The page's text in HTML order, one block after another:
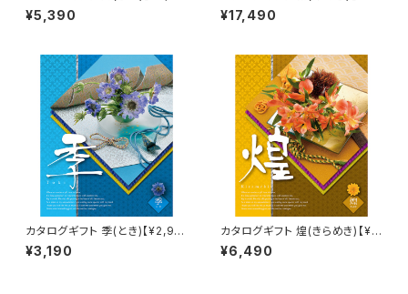
0コース】Choice Collection
¥5,390
900コース】Choice Collecti
on
¥17,490
カタログギフト 季(とき)【¥2,90
0コース】Choice Collection
¥3,190
カタログギフト 煌(きらめき)【¥5,
900コース】Choice Collecti
on
¥6,490